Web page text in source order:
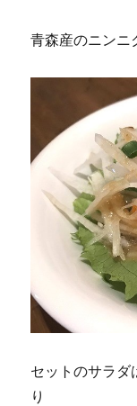
青森産のニンニ
セットのサラダ
り